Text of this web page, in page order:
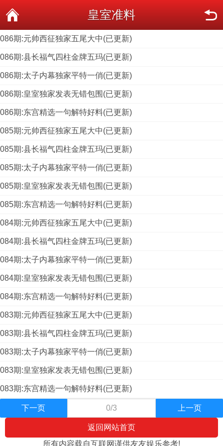
皇室准料
086期:元帅西征独家五尾大中(已更新)
086期:县长福气四柱金牌五玛(已更新)
086期:太子内幕独家平特一俏(已更新)
086期:皇室独家发表无错包围(已更新)
086期:东宫精选一句解特好料(已更新)
085期:元帅西征独家五尾大中(已更新)
085期:县长福气四柱金牌五玛(已更新)
085期:太子内幕独家平特一俏(已更新)
085期:皇室独家发表无错包围(已更新)
085期:东宫精选一句解特好料(已更新)
084期:元帅西征独家五尾大中(已更新)
084期:县长福气四柱金牌五玛(已更新)
084期:太子内幕独家平特一俏(已更新)
084期:皇室独家发表无错包围(已更新)
084期:东宫精选一句解特好料(已更新)
083期:元帅西征独家五尾大中(已更新)
083期:县长福气四柱金牌五玛(已更新)
083期:太子内幕独家平特一俏(已更新)
083期:皇室独家发表无错包围(已更新)
083期:东宫精选一句解特好料(已更新)
下一页 0/3 上一页
返回网站首页
所有内容载自互联网谨供友友娱乐参考!